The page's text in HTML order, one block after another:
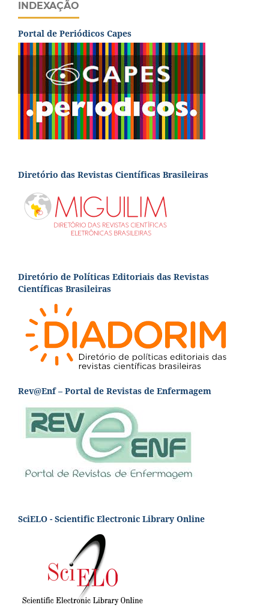
INDEXAÇÃO
Portal de Periódicos Capes
Diretório das Revistas Científicas Brasileiras
Diretório de Políticas Editoriais das Revistas
Científicas Brasileiras
Rev@Enf – Portal de Revistas de Enfermagem
SciELO - Scientific Electronic Library Online